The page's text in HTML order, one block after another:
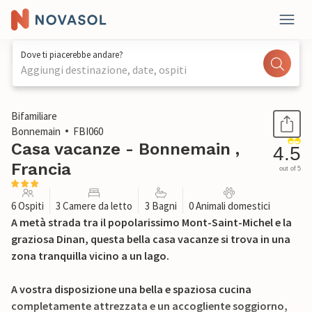
Dove ti piacerebbe andare?
Aggiungi destinazione, date, ospiti
1 / 29
Bifamiliare
Bonnemain
FBI060
Casa vacanze - Bonnemain ,
Francia
4.5
out of 5
6 Ospiti 3 Camere da letto 3 Bagni 0 Animali domestici
A metà strada tra il popolarissimo Mont-Saint-Michel e la
graziosa Dinan, questa bella casa vacanze si trova in una
zona tranquilla vicino a un lago.
A vostra disposizione una bella e spaziosa cucina
completamente attrezzata e un accogliente soggiorno,